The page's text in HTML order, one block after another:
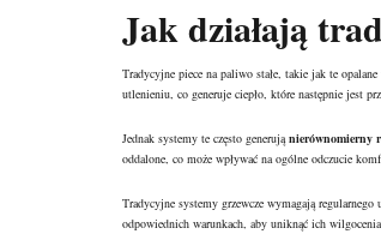
Jak działają
Tradycyjne piece na paliwo stałe, takie jak te
utlenieniu, co generuje ciepło, które następnie jest
Jednak systemy te często generująnierównomierny
oddalone, co może wpływać na ogólne odczucie
Tradycyjne systemy grzewcze wymagają
odpowiednich warunkach, aby uniknąć ich